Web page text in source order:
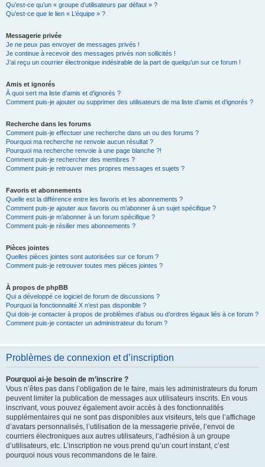
Qu’est-ce qu’un « groupe d’utilisateurs par défaut » ?
Qu’est-ce que le lien « L’équipe » ?
Messagerie privée
Je ne peux pas envoyer de messages privés !
Je continue à recevoir des messages privés non sollicités !
J’ai reçu un courrier électronique indésirable de la part de quelqu’un sur ce forum !
Amis et ignorés
À quoi sert ma liste d’amis et d’ignorés ?
Comment puis-je ajouter ou supprimer des utilisateurs de ma liste d’amis et d’ignorés ?
Recherche dans les forums
Comment puis-je effectuer une recherche dans un ou des forums ?
Pourquoi ma recherche ne renvoie aucun résultat ?
Pourquoi ma recherche renvoie à une page blanche ?!
Comment puis-je rechercher des membres ?
Comment puis-je retrouver mes propres messages et sujets ?
Favoris et abonnements
Quelle est la différence entre les favoris et les abonnements ?
Comment puis-je ajouter aux favoris ou m’abonner à un sujet spécifique ?
Comment puis-je m’abonner à un forum spécifique ?
Comment puis-je résilier mes abonnements ?
Pièces jointes
Quelles pièces jointes sont autorisées sur ce forum ?
Comment puis-je retrouver toutes mes pièces jointes ?
À propos de phpBB
Qui a développé ce logiciel de forum de discussions ?
Pourquoi la fonctionnalité X n’est pas disponible ?
Qui dois-je contacter à propos de problèmes d’abus ou d’ordres légaux liés à ce forum ?
Comment puis-je contacter un administrateur du forum ?
Problèmes de connexion et d’inscription
Pourquoi ai-je besoin de m’inscrire ?
Vous n’êtes pas dans l’obligation de le faire, mais les administrateurs du forum
peuvent limiter la publication de messages aux utilisateurs inscrits. En vous
inscrivant, vous pouvez également avoir accès à des fonctionnalités
supplémentaires qui ne sont pas disponibles aux visiteurs, tels que l’affichage
d’avatars personnalisés, l’utilisation de la messagerie privée, l’envoi de
courriers électroniques aux autres utilisateurs, l’adhésion à un groupe
d’utilisateurs, etc. L’inscription ne vous prend qu’un court instant, c’est
pourquoi nous vous recommandons de le faire.